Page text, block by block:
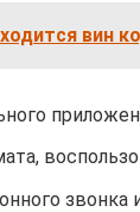
вин
звонка